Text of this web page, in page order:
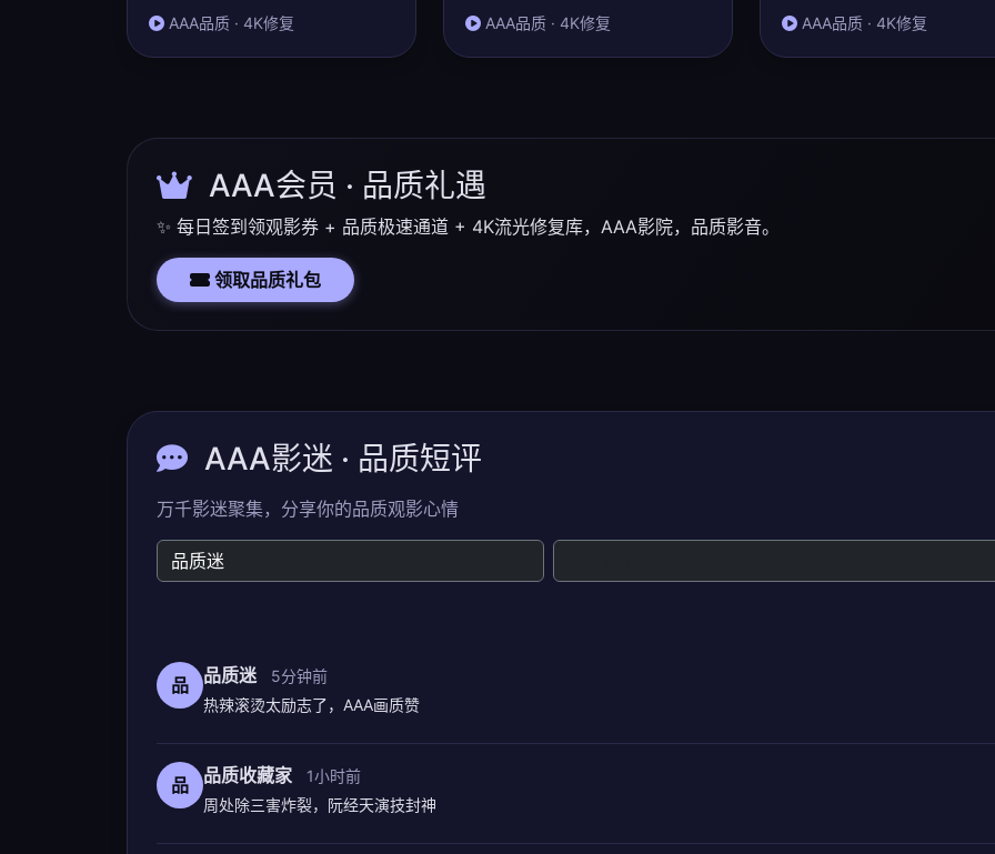
AAA品质 · 4K修复 AAA品质 · 4K修复 AAA品质 · 4K修复
AAA会员 · 品质礼遇
✨ 每日签到领观影券 + 品质极速通道 + 4K流光修复库，AAA影院，品质影音。
领取品质礼包
AAA影迷 · 品质短评
万千影迷聚集，分享你的品质观影心情
品 品质迷
5分钟前
热辣滚烫太励志了，AAA画质赞
品 品质收藏家
1小时前
周处除三害炸裂，阮经天演技封神